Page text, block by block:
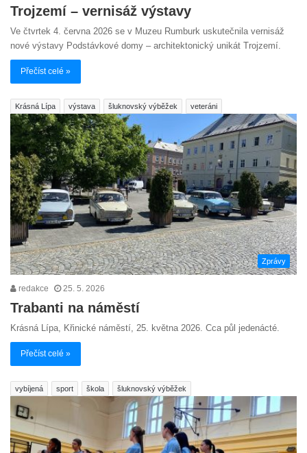
Trojzemí – vernisáž výstavy
Ve čtvrtek 4. června 2026 se v Muzeu Rumburk uskutečnila vernisáž
nové výstavy Podstávkové domy – architektonický unikát Trojzemí.
Přečíst celé »
Krásná Lípa výstava šluknovský výběžek veteráni
Zprávy
redakce 25. 5. 2026
Trabanti na náměstí
Krásná Lípa, Křinické náměstí, 25. května 2026. Cca půl jedenácté.
Přečíst celé »
vybíjená sport škola šluknovský výběžek